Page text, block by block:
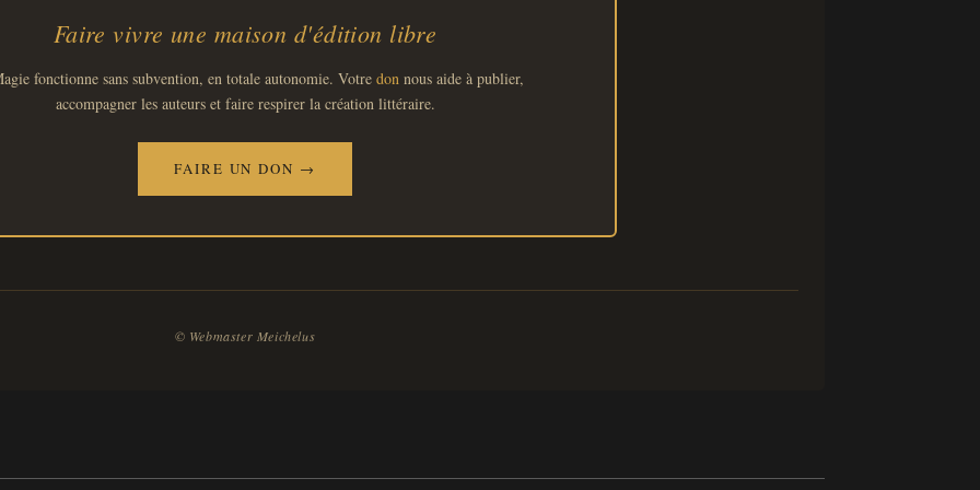
Faire vivre une maison d'édition libre
fonctionne sans subvention, en totale autonomie. Votre don nous aide à publier,
accompagner les auteurs et faire respirer la création littéraire.
FAIRE UN DON →
© Webmaster Meichelus